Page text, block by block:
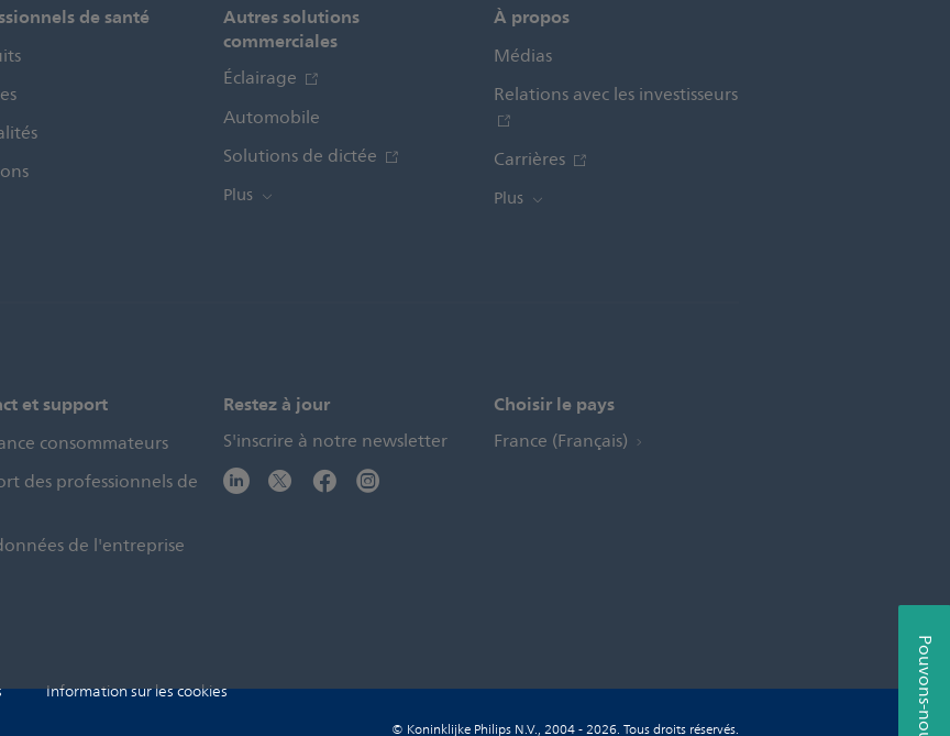
de santé Autres solutions
commerciales
Éclairage
Automobile
Solutions de dictée
Plus
À propos
Médias
Relations avec les investisseurs
Carrières
Plus
et support
consommateurs
des professionnels de
de l'entreprise
Restez à jour
S'inscrire à notre newsletter
Choisir le pays
France (Français)
Information sur les cookies
© Koninklijke Philips N.V., 2004 - 2026. Tous droits réservés.